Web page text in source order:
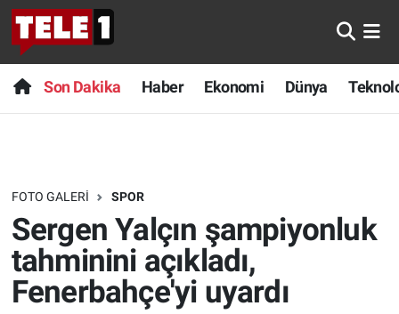
Son Dakika Haber Ekonomi Dünya
FOTO GALERI SPOR
Sergen Yalçın şampiyonluk
tahminini açıkladı,
Fenerbahçe'yi uyardı
Anında Manşet
Başka Sohbetler
Bilim turu
Bilim ve Teknoloji Evreni
Doğa Konuşuyor
Son Dakika
Haber
Dünya
Teknoloji
Sağlık
Nöbetçi Eczaneler
Hava Durumu
Trafik Durumu
Süper Lig Puan Durumu ve Fikstür
Tüm Manşetler